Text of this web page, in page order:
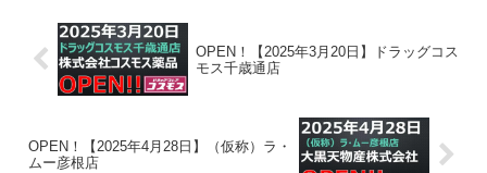
OPEN！【2025年3月20日】ドラッグコス
モス千歳通店
OPEN！【2025年4月28日】（仮称）ラ・
ムー彦根店